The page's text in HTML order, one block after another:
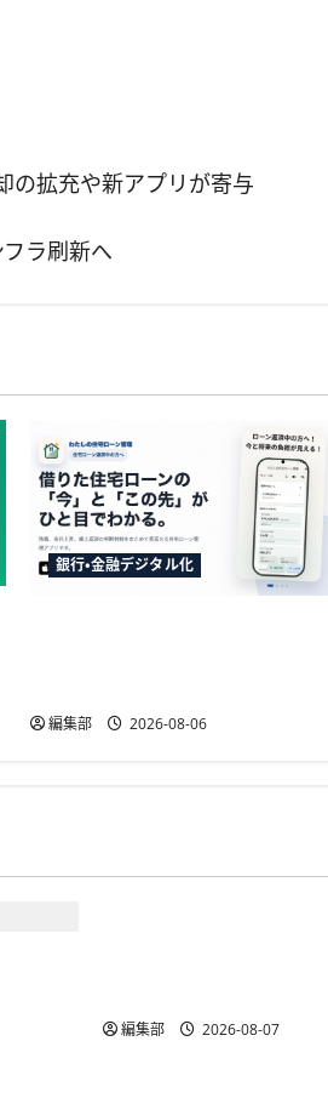
の拡充や新アプリが寄与
フラ刷新へ
銀行・金融デジタル化
編集部 2026-08-06
編集部 2026-08-07